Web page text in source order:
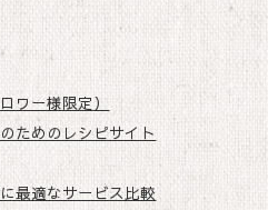
ワー様限定）
ためのレシピサイト
最適なサービス比較